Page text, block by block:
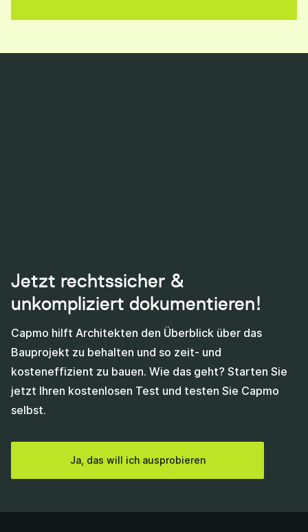
Jetzt rechtssicher &
unkompliziert dokumentieren!
Capmo hilft Architekten den Überblick über das
Bauprojekt zu behalten und so zeit- und
kosteneffizient zu bauen. Wie das geht? Starten Sie
jetzt Ihren kostenlosen Test und testen Sie Capmo
selbst.
Ja, das will ich ausprobieren